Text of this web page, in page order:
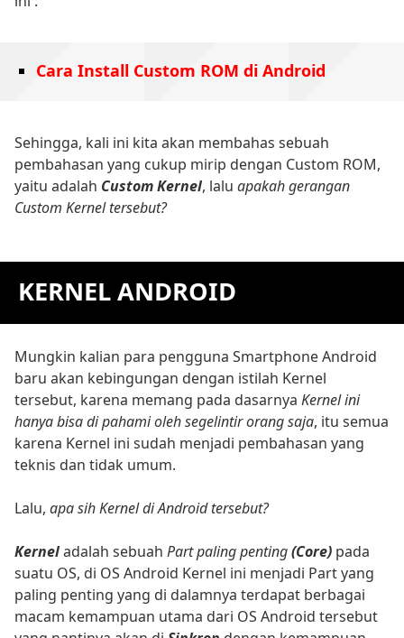
Cara Install Custom ROM di Android
Sehingga, kali ini kita akan membahas sebuah
pembahasan yang cukup mirip dengan Custom ROM,
yaitu adalah Custom Kernel, lalu apakah gerangan
Custom Kernel tersebut?
KERNEL ANDROID
Mungkin kalian para pengguna Smartphone Android
baru akan kebingungan dengan istilah Kernel
tersebut, karena memang pada dasarnya Kernel ini
hanya bisa di pahami oleh segelintir orang saja, itu semua
karena Kernel ini sudah menjadi pembahasan yang
teknis dan tidak umum.
Lalu, apa sih Kernel di Android tersebut?
Kerneladalah sebuah Part paling penting(Core) pada
suatu OS, di OS Android Kernel ini menjadi Part yang
paling penting yang di dalamnya terdapat berbagai
macam kemampuan utama dari OS Android tersebut